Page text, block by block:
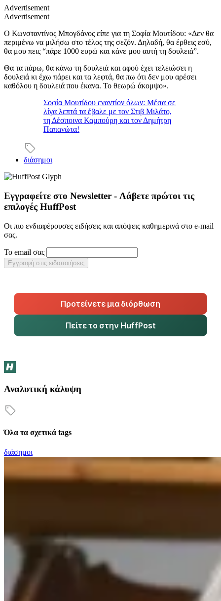
Advertisement
Advertisement
Ο Κωνσταντίνος Μπογδάνος είπε για τη Σοφία Μουτίδου: «Δεν θα
περιμένω να μιλήσω στο τέλος της σεζόν. Δηλαδή, θα έρθεις εσύ,
θα μου πεις “πάρε 1000 ευρώ και κάνε μου αυτή τη δουλειά”.
Θα τα πάρω, θα κάνω τη δουλειά και αφού έχει τελειώσει η
δουλειά κι έχω πάρει και τα λεφτά, θα πω ότι δεν μου αρέσει
καθόλου η δουλειά που έκανα. Το θεωρώ άκομψο».
Σοφία Μουτίδου εναντίον όλων: Μέσα σε
λίγα λεπτά τα έβαλε με τον Στιβ Μιλάτο,
τη Δέσποινα Καμπούρη και τον Δημήτρη
Παπανώτα!
διάσημοι
Εγγραφείτε στο Newsletter - Λάβετε πρώτοι τις
επιλογές HuffPost
Οι πιο ενδιαφέρουσες ειδήσεις και απόψεις καθημερινά στο e-mail
σας.
Το email σας
Εγγραφή στις ειδοποιήσεις
Προτείνετε μια διόρθωση
Πείτε το στην HuffPost
Αναλυτική κάλυψη
Όλα τα σχετικά tags
διάσημοι